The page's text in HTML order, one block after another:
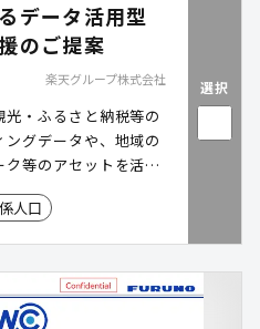
データ活用型
のご提案
楽天グループ株式会社
・ふるさと納税等の
グデータや、地域の
等のアセットを活用
る「関係人口」の創
す。
人口
選択